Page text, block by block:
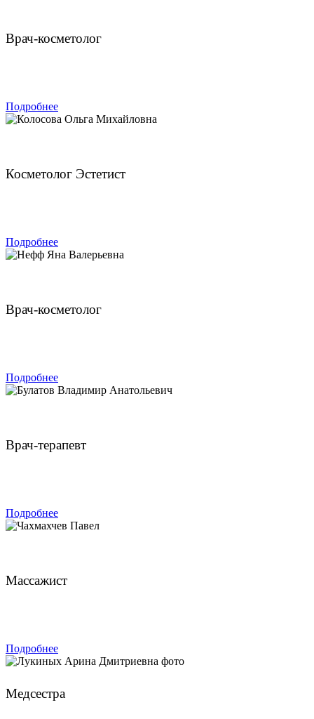
Врач-косметолог
Подробнее
Косметолог Эстетист
Подробнее
Врач-косметолог
Подробнее
Врач-терапевт
Подробнее
Массажист
Подробнее
Медсестра